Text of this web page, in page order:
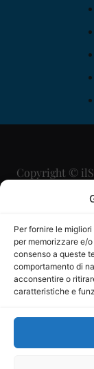
Per fornire le
per memorizzare e/
consenso a queste
comportamento di
acconsentire o
caratteristiche e
Copyright ©
Mercurio
iscritta al